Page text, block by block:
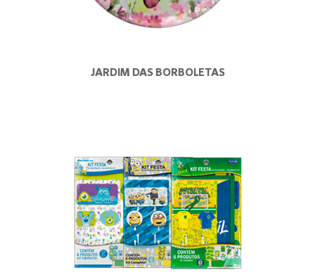
JARDIM DAS BORBOLETAS